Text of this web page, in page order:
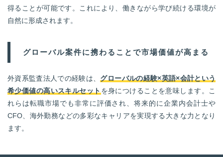
得ることが可能です。これにより、働きながら学び続ける環境が
自然に形成されます。
グローバル案件に携わることで市場価値が高まる
外資系監査法人での経験は、 グローバルの経験×英語×会計という
希少価値の高いスキルセット を身につけることを意味します。こ
れらは転職市場でも非常に評価され、将来的に企業内会計士や
CFO、海外勤務などの多彩なキャリアを実現する大きな力となり
ます。